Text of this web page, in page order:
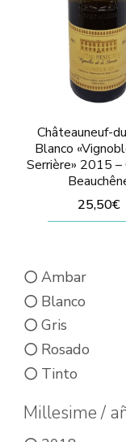
en
la
de
Châteauneuf-
Blanco
Serrière» 2015 –
25,50€
se
Ambar
Blanco
Gris
Rosado
Tinto
Millesime /